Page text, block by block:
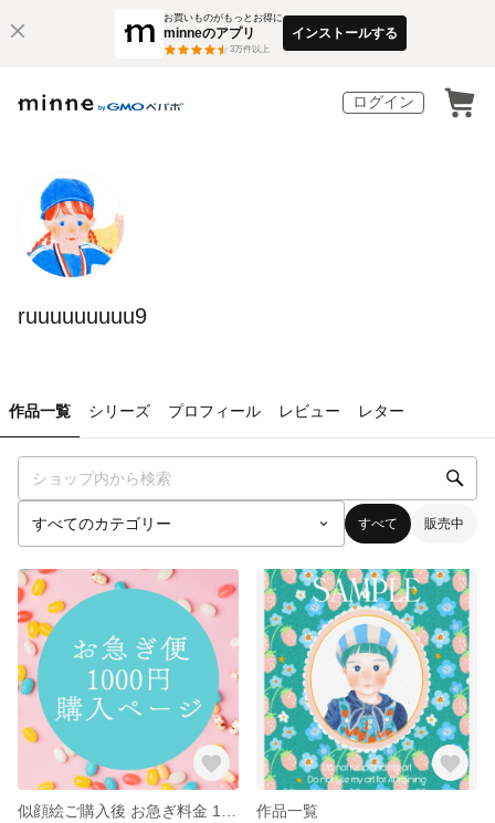
お買いものがもっとお得に
minneのアプリ
3万件以上
インストールする
ログイン
ruuuuuuuuu9
作品一覧 シリーズ プロフィール レビュー レター
すべて 販売中
作品一覧